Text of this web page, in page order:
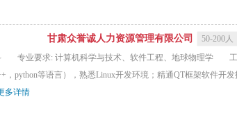
甘肃众誉诚人力资源管理有限公司
50-200人
专业要求: 计算机科学与技术、软件工程、地球物理学
，python等语言），熟悉Linux开发环境；精通QT框架软件开
多详情